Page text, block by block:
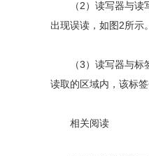
（2）读写器与读写
出现误读，如图2所示。
（3）读写器与标签
读取的区域内，该标
相关阅读